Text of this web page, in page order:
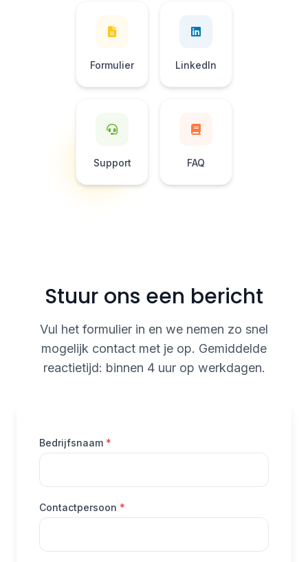
Formulier LinkedIn
Support FAQ
Stuur ons een bericht
Vul het formulier in en we nemen zo snel
mogelijk contact met je op. Gemiddelde
reactietijd: binnen 4 uur op werkdagen.
Bedrijfsnaam *
Contactpersoon *